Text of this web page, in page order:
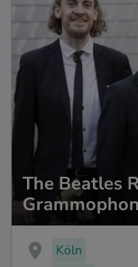
The Beatles
Grammophon
Köln